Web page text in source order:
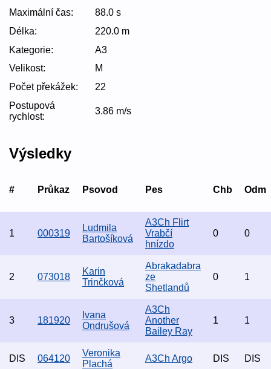
Maximální čas:
88.0 s
Délka:
220.0 m
Kategorie:
A3
Velikost:
M
Počet překážek:
22
Postupová
rychlost:
3.86 m/s
Výsledky
# Průkaz Psovod Pes Chb Odm
1 000319
Ludmila
Bartošíková
A3Ch Flirt
Vrabčí
hnízdo
0 0
2 073018
Karin
Trinčková
Abrakadabra
ze
Shetlandů
0 1
3 181920
Ivana
Ondrušová
A3Ch
Another
Bailey Ray
1 1
DIS 064120
Veronika
Plachá
A3Ch Argo DIS DIS